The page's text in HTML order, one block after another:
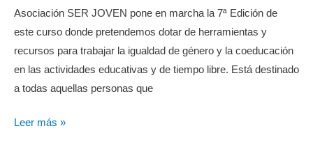
Asociación SER JOVEN pone en marcha la 7ª Edición de
este curso donde pretendemos dotar de herramientas y
recursos para trabajar la igualdad de género y la coeducación
en las actividades educativas y de tiempo libre. Está destinado
a todas aquellas personas que
Curso
Leer más »